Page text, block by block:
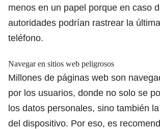
menos en un papel porque en caso
autoridades podrían rastrear la
teléfono.
Navegar en sitios web peligrosos
Millones de páginas web son
por los usuarios, donde no solo se
los datos personales, sino también
del dispositivo. Por eso, es